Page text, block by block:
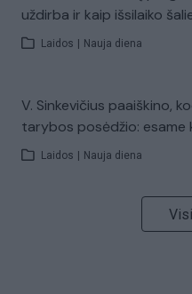
uždirba ir kaip išsilaiko
Laidos Nauja diena
V. Sinkevičius paaiškino,
tarybos posėdžio: esame
Laidos Nauja diena